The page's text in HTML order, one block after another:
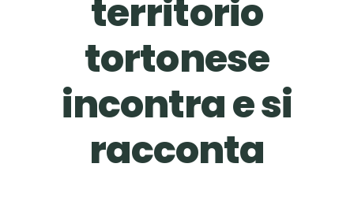
territorio
tortonese
incontra e si
racconta